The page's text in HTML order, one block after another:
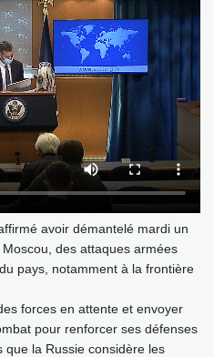
avoir démantelé mardi un
des attaques armées
pays, notamment à la frontière
forces en attente et envoyer
pour renforcer ses défenses
que la Russie considère les